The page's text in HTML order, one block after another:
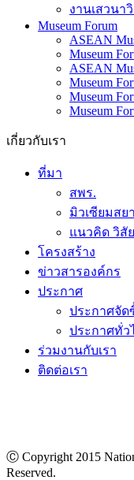
งานเสวนา
Museum Forum
ASEAN
Museum
ASEAN
Museum
Museum
Museum
เกี่ยวกับเรา
ที่มา
สพร.
มิวเซียมสย
แนวคิด วิสั
โครงสร้าง
ข่าวสารองค์กร
ประกาศ
ประกาศจัด
ประกาศทั่ว
ร่วมงานกับเรา
ติดต่อเรา
Ⓒ Copyright 2015
Reserved.